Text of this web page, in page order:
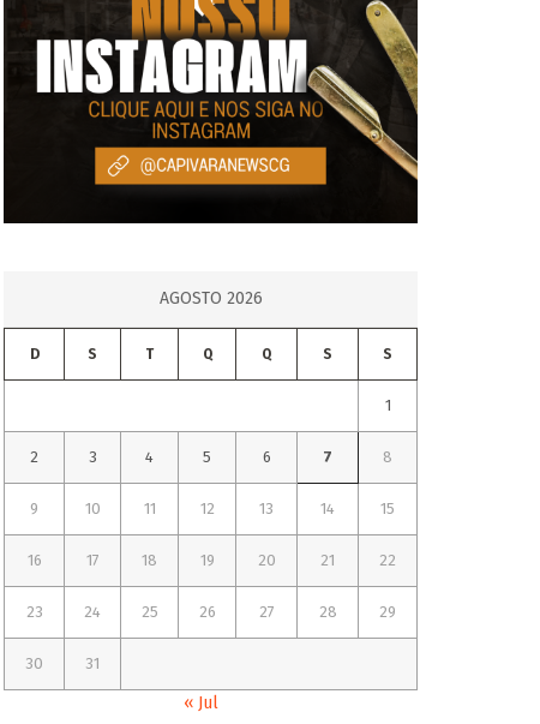
AGOSTO 2026
D S T Q Q S S
1
2 3 4 5 6 7 8
9 10 11 12 13 14 15
16 17 18 19 20 21 22
23 24 25 26 27 28 29
30 31
« Jul